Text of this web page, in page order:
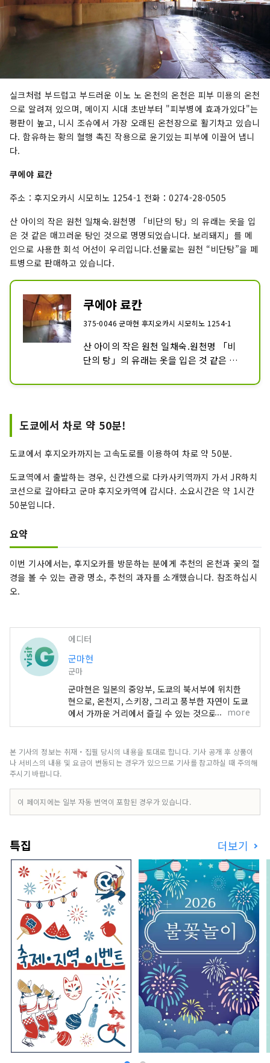
실크처럼 부드럽고 부드러운 이노 노 온천의 온천은 피부 미용의 온천
으로 알려져 있으며, 메이지 시대 초반부터 "피부병에 효과가있다"는
평판이 높고, 니시 조슈에서 가장 오래된 온천장으로 활기차고 있습니
다. 함유하는 황의 혈행 촉진 작용으로 윤기있는 피부에 이끌어 냅니
다.
쿠에야 료칸
주소：후지오카시 시모히노 1254-1 전화：0274-28-0505
산 아이의 작은 원천 일채숙.원천명 「비단의 탕」의 유래는 옷을 입
은 것 같은 매끄러운 탕인 것으로 명명되었습니다. 보리돼지」를 메
인으로 사용한 회석 어선이 우리입니다.선물로는 원천 “비단탕”을 페
트병으로 판매하고 있습니다.
쿠에야 료칸
375-0046 군마현 후지오카시 시모히노 1254-1
산 아이의 작은 원천 일채숙.원천명 「비
단의 탕」의 유래는 옷을 입은 것 같은 매
돼지를 메인으로 사용한 회석 어선이 우리
도쿄에서 차로 약 50분!
도쿄에서 후지오카까지는 고속도로를 이용하여 차로 약 50분.
도쿄역에서 출발하는 경우, 신칸센으로 다카사키역까지 가서 JR하치
코선으로 갈아타고 군마 후지오카역에 갑시다. 소요시간은 약 1시간
50분입니다.
요약
이번 기사에서는, 후지오카를 방문하는 분에게 추천의 온천과 꽃의 절
경을 볼 수 있는 관광 명소, 추천의 과자를 소개했습니다. 참조하십시
오.
에디터
군마현
군마
군마현은 일본의 중앙부, 도쿄의 북서부에 위치한
현으로, 온천지, 스키장, 그리고 풍부한 자연이 도쿄
에서 가까운 거리에서 즐길 수 있는 것으로 알려져
있습니다. 에 둘러싸인 매력적인 온천지가 포인트
내고 싶은 분이나 아웃도어 액티비티를 즐기고 기분
전환을 하고 싶은 분에게 최적입니다. 합니다. 도쿄
약 1시간만에 올 수 있기 때문에 당일치기 관광도 즐
길 수 있지만, 여러일 체류로 보다 군마의 매력에 잠
길 수 있습니다.
more
본 기사의 정보는 취재・집필 당시의 내용을 토대로 합니다. 기사 공개 후 상품이
나 서비스의 내용 및 요금이 변동되는 경우가 있으므로 기사를 참고하실 때 주의해
주시기 바랍니다.
이 페이지에는 일부 자동 번역이 포함된 경우가 있습니다.
특집 더보기